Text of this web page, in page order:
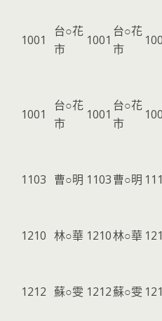
1001
台○花
市
1001
台○花
市
1001
台○花
市
1001
台○花
市
1103 曹○明 1103曹○明
1210 林○華 1210林○華
1212 蘇○雯 1212蘇○雯